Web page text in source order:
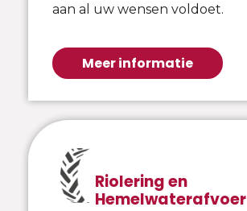
aan al uw wensen voldoet.
Meer informatie
Riolering en
Hemelwaterafvoer